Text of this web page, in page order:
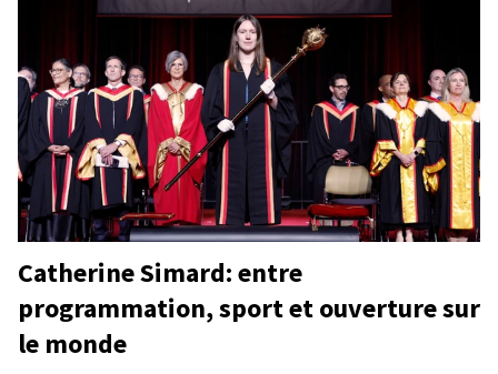
Catherine Simard: entre
programmation, sport et ouverture sur
le monde